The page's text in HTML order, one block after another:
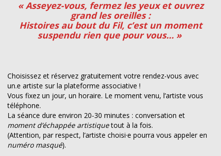
« Asseyez-vous, fermez les yeux et ouvrez
grand les oreilles :
Histoires au bout du Fil, c’est un moment
suspendu rien que pour vous… »
Choisissez et réservez gratuitement votre rendez-vous avec
un.e artiste sur la plateforme associative !
Vous fixez un jour, un horaire. Le moment venu, l’artiste vous
téléphone.
La séance dure environ 20-30 minutes : conversation et
moment d’échappée artistiquetout à la fois.
(Attention, par respect, l’artiste choisi·e pourra vous appeler en
numéro masqué).